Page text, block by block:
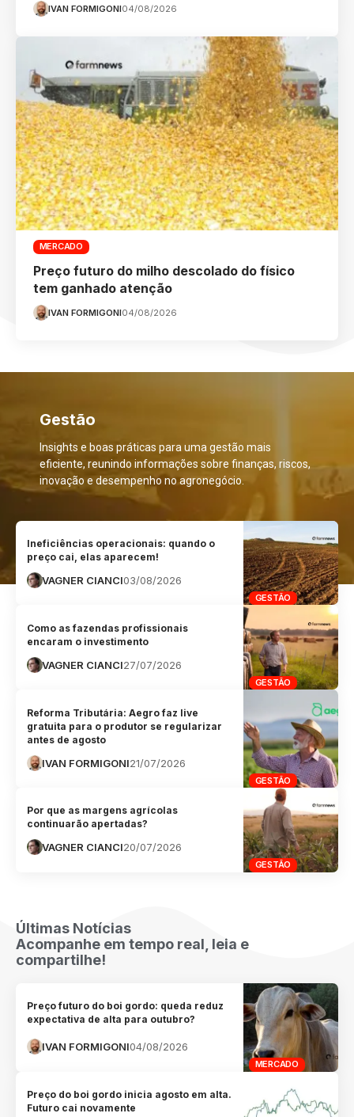
IVAN FORMIGONI04/08/2026
MERCADO
Preço futuro do milho descolado do físico
tem ganhado atenção
IVAN FORMIGONI04/08/2026
Gestão
Insights e boas práticas para uma gestão mais
eficiente, reunindo informações sobre finanças, riscos,
inovação e desempenho no agronegócio.
GESTÃO
Ineficiências operacionais: quando o
preço cai, elas aparecem!
VAGNER CIANCI03/08/2026
GESTÃO
Como as fazendas profissionais
encaram o investimento
VAGNER CIANCI27/07/2026
GESTÃO
Reforma Tributária: Aegro faz live
gratuita para o produtor se regularizar
antes de agosto
IVAN FORMIGONI21/07/2026
GESTÃO
Por que as margens agrícolas
continuarão apertadas?
VAGNER CIANCI20/07/2026
Últimas Notícias
Acompanhe em tempo real, leia e
compartilhe!
MERCADO
Preço futuro do boi gordo: queda reduz
expectativa de alta para outubro?
IVAN FORMIGONI04/08/2026
Preço do boi gordo inicia agosto em alta.
Futuro cai novamente